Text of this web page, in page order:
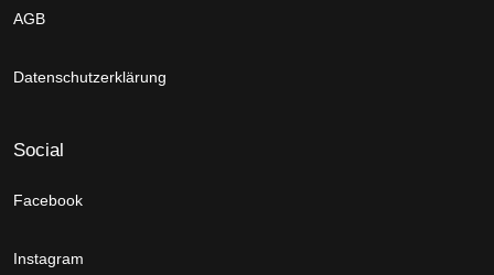
AGB
Datenschutzerklärung
Social
Facebook
Instagram